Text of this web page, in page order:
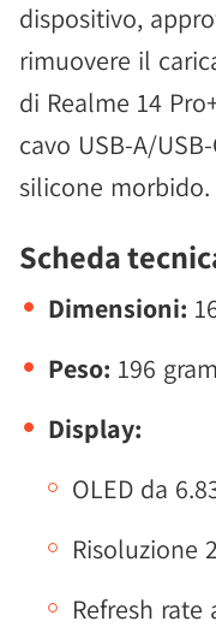
dispositivo,
rimuovere il
di Realme 14
cavo USB-A/
silicone morbido.
Scheda
Dimensioni:
Peso: 196
Display:
OLED da
Risoluzione
Refresh rate